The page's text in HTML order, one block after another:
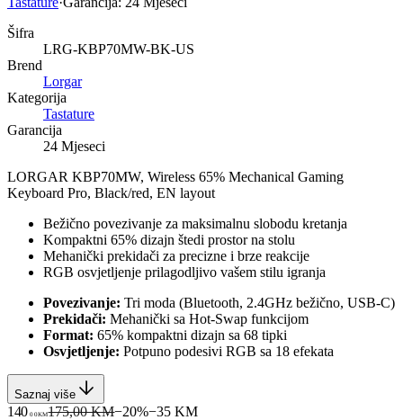
Šifra
LRG-KBP70MW-BK-US
Brend
Lorgar
Kategorija
Tastature
Garancija
24 Mjeseci
LORGAR KBP70MW, Wireless 65% Mechanical Gaming
Keyboard Pro, Black/red, EN layout
Bežično povezivanje za maksimalnu slobodu kretanja
Kompaktni 65% dizajn štedi prostor na stolu
Mehanički prekidači za precizne i brze reakcije
RGB osvjetljenje prilagodljivo vašem stilu igranja
Povezivanje: Tri moda (Bluetooth, 2.4GHz bežično, USB-C)
Prekidači: Mehanički sa Hot-Swap funkcijom
Format: 65% kompaktni dizajn sa 68 tipki
Osvjetljenje: Potpuno podesivi RGB sa 18 efekata
Saznaj više
140 00KM175,00 KM−20%−35 KM